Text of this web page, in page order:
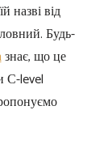
назві від
Будь-
знає, що це
С-level